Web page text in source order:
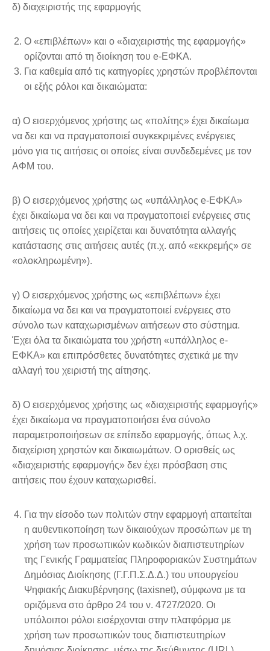
δ) διαχειριστής της εφαρμογής
Ο «επιβλέπων» και ο «διαχειριστής της εφαρμογής»
ορίζονται από τη διοίκηση του e-ΕΦΚΑ.
Για καθεμία από τις κατηγορίες χρηστών προβλέπονται
οι εξής ρόλοι και δικαιώματα:
α) Ο εισερχόμενος χρήστης ως «πολίτης» έχει δικαίωμα
να δει και να πραγματοποιεί συγκεκριμένες ενέργειες
μόνο για τις αιτήσεις οι οποίες είναι συνδεδεμένες με τον
ΑΦΜ του.
β) Ο εισερχόμενος χρήστης ως «υπάλληλος e-ΕΦΚΑ»
έχει δικαίωμα να δει και να πραγματοποιεί ενέργειες στις
αιτήσεις τις οποίες χειρίζεται και δυνατότητα αλλαγής
κατάστασης στις αιτήσεις αυτές (π.χ. από «εκκρεμής» σε
«ολοκληρωμένη»).
γ) Ο εισερχόμενος χρήστης ως «επιβλέπων» έχει
δικαίωμα να δει και να πραγματοποιεί ενέργειες στο
σύνολο των καταχωρισμένων αιτήσεων στο σύστημα.
Έχει όλα τα δικαιώματα του χρήστη «υπάλληλος e-
ΕΦΚΑ» και επιπρόσθετες δυνατότητες σχετικά με την
αλλαγή του χειριστή της αίτησης.
δ) Ο εισερχόμενος χρήστης ως «διαχειριστής εφαρμογής»
έχει δικαίωμα να πραγματοποιήσει ένα σύνολο
παραμετροποιήσεων σε επίπεδο εφαρμογής, όπως λ.χ.
διαχείριση χρηστών και δικαιωμάτων. Ο ορισθείς ως
«διαχειριστής εφαρμογής» δεν έχει πρόσβαση στις
αιτήσεις που έχουν καταχωρισθεί.
Για την είσοδο των πολιτών στην εφαρμογή απαιτείται
η αυθεντικοποίηση των δικαιούχων προσώπων με τη
χρήση των προσωπικών κωδικών διαπιστευτηρίων
της Γενικής Γραμματείας Πληροφοριακών Συστημάτων
Δημόσιας Διοίκησης (Γ.Γ.Π.Σ.Δ.Δ.) του υπουργείου
Ψηφιακής Διακυβέρνησης (taxisnet), σύμφωνα με τα
οριζόμενα στο άρθρο 24 του ν. 4727/2020. Οι
υπόλοιποι ρόλοι εισέρχονται στην πλατφόρμα με
χρήση των προσωπικών τους διαπιστευτηρίων